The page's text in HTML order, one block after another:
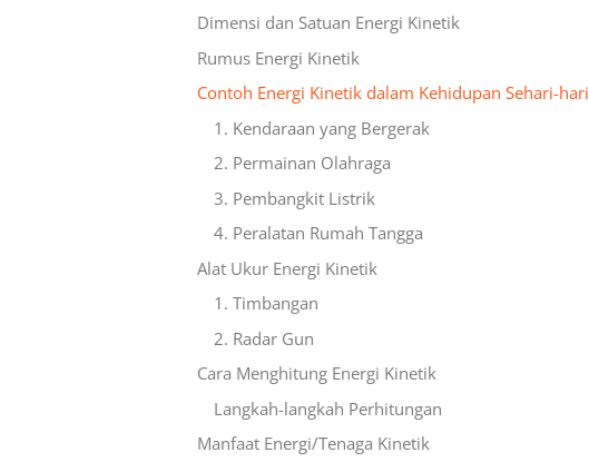
Dimensi dan Satuan Energi Kinetik
Rumus Energi Kinetik
Contoh Energi Kinetik dalam Kehidupan Sehari-hari
1. Kendaraan yang Bergerak
2. Permainan Olahraga
3. Pembangkit Listrik
4. Peralatan Rumah Tangga
Alat Ukur Energi Kinetik
1. Timbangan
2. Radar Gun
Cara Menghitung Energi Kinetik
Langkah-langkah Perhitungan
Manfaat Energi/Tenaga Kinetik